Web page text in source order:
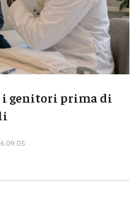
i genitori prima di
09:05